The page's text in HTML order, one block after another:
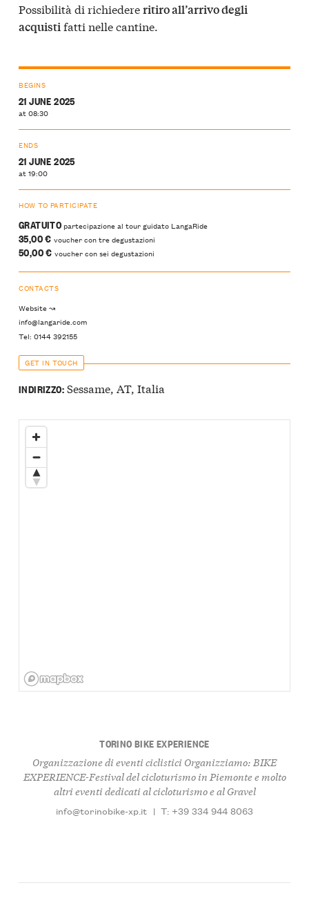
Possibilità di richiedereritiro all’arrivo degli
acquistifatti nelle cantine.
BEGINS
21 JUNE 2025
at 08:30
ENDS
21 JUNE 2025
at 19:00
HOW TO PARTICIPATE
GRATUITOpartecipazione al tour guidato LangaRide
35,00 € voucher con tre degustazioni
50,00 € voucher con sei degustazioni
CONTACTS
Website ↝
info@langaride.com
Tel: 0144 392155
GET IN TOUCH
INDIRIZZO:Sessame, AT, Italia
TORINO BIKE EXPERIENCE
Organizzazione di eventi ciclistici Organizziamo: BIKE
EXPERIENCE-Festival del cicloturismo in Piemonte e molto
altri eventi dedicati al cicloturismo e al Gravel
info@torinobike-xp.it | T: +39 334 944 8063